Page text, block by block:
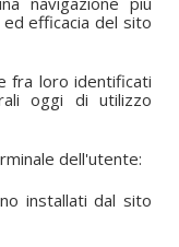
efficacia del sito
fra loro identificati
oggi di utilizzo
dell'utente:
installati dal sito